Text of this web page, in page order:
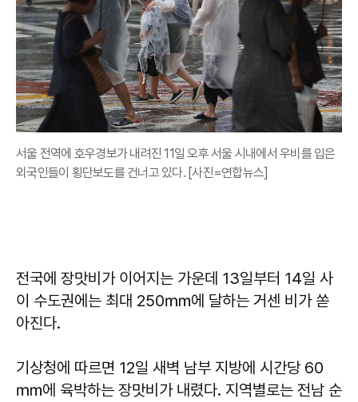
서울 전역에 호우경보가 내려진 11일 오후 서울 시내에서 우비를 입은
외국인들이 횡단보도를 건너고 있다. [사진=연합뉴스]
전국에 장맛비가 이어지는 가운데 13일부터 14일 사
이 수도권에는 최대 250㎜에 달하는 거센 비가 쏟
아진다.
기상청에 따르면 12일 새벽 남부 지방에 시간당 60
㎜에 육박하는 장맛비가 내렸다. 지역별로는 전남 순